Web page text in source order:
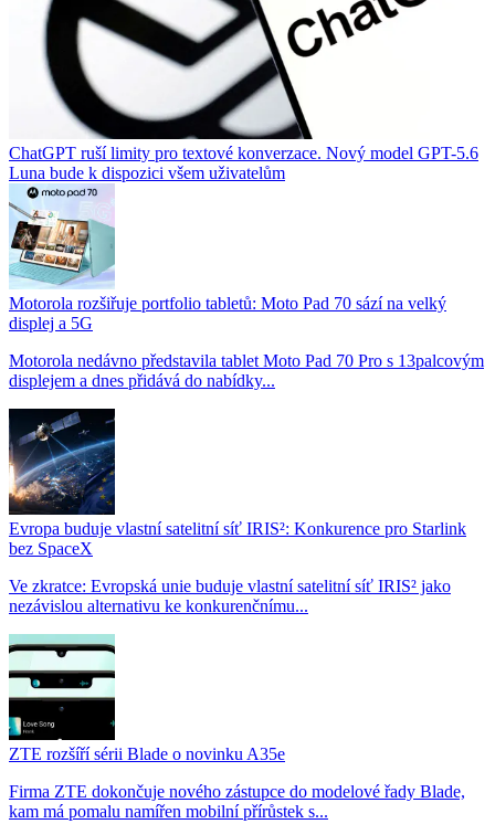
ChatGPT ruší limity pro textové konverzace. Nový model GPT-5.6
Luna bude k dispozici všem uživatelům
Motorola rozšiřuje portfolio tabletů: Moto Pad 70 sází na velký
displej a 5G
Motorola nedávno představila tablet Moto Pad 70 Pro s 13palcovým
displejem a dnes přidává do nabídky...
Evropa buduje vlastní satelitní síť IRIS²: Konkurence pro Starlink
bez SpaceX
Ve zkratce: Evropská unie buduje vlastní satelitní síť IRIS² jako
nezávislou alternativu ke konkurenčnímu...
ZTE rozšíří sérii Blade o novinku A35e
Firma ZTE dokončuje nového zástupce do modelové řady Blade,
kam má pomalu namířen mobilní přírůstek s...